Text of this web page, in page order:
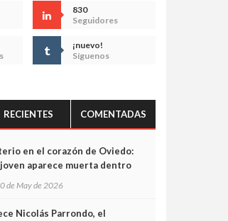
830
Seguidores
¡nuevo!
Síguenos
RECIENTES COMENTADAS
en el corazón de Oviedo:
aparece muerta dentro
captan sus últimos
de May de 2026
Nicolás Parrondo, el